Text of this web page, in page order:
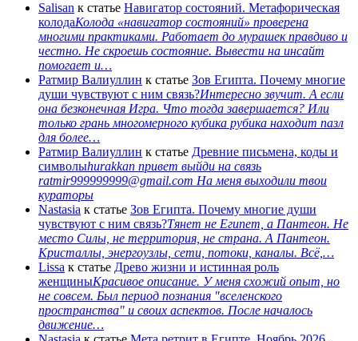
Salisan к статье Навигатор состояний. Метафорическая
колодаКолода «навигатор состояний» проверена
многими практиками. Работает до мурашек правдиво и
честно. Не скроешь состояние. Вывести на инсайт
помогает и…
Ратмир Валиуллин к статье Зов Египта. Почему многие
души чувствуют с ним связь?Интересно звучит. А если
она безконечная Игра. Что тогда завершается? Или
только грань многомерного кубика рубика находит пазл
для более…
Ратмир Валиуллин к статье Древние письмена, коды и
символыhurakkan привет выйди на связь
ratmir999999999@gmail.com На меня выходили твои
кураторы
Nastasia к статье Зов Египта. Почему многие души
чувствуют с ним связь?Тянет не Египет, а Пантеон. Не
место Силы, не территория, не страна. А Пантеон.
Кристаллы, энергоузлы, сети, потоки, каналы. Всё,…
Lissa к статье Древо жизни и истинная роль
женщиныКрасивое описание. У меня схожий опыт, но
не совсем. Был период познания "вселенского
пространства" и своих аспектов. После началось
движение…